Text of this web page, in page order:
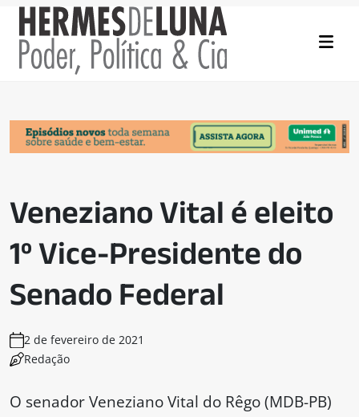
Veneziano Vital é eleito
1º Vice-Presidente do
Senado Federal
2 de fevereiro de 2021
Redação
O senador Veneziano Vital do Rêgo (MDB-PB)